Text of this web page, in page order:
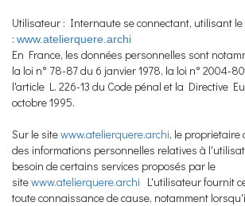
Utilisateur : Internaute se connectant, utilisant
: www.atelierquere.archi
En France, les données personnelles sont
la loi n° 78-87 du 6 janvier 1978, la loi n° 2004-
l'article L. 226-13 du Code pénal et la Directive
octobre 1995.
Sur le sitewww.atelierquere.archi, le proprietaire
des informations personnelles relatives à
besoin de certains services proposés par le
sitewww.atelierquere.archi L'utilisateur fournit
toute connaissance de cause, notamment